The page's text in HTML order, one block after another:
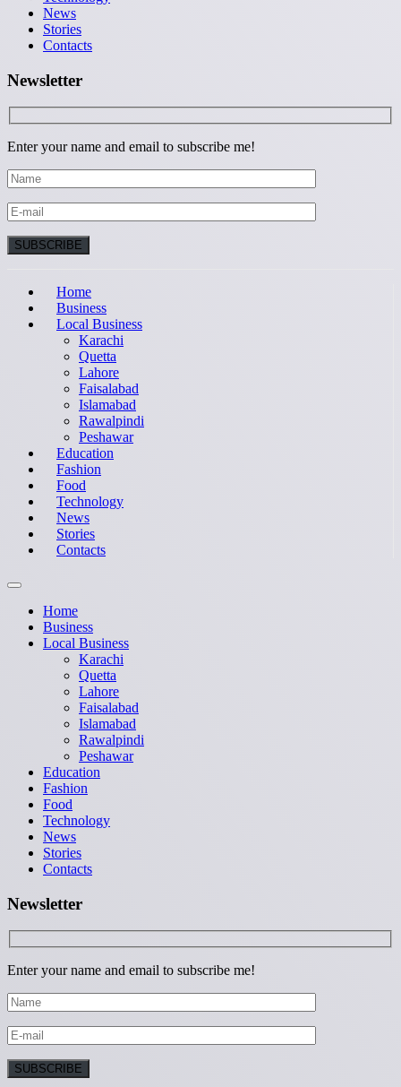
News
Stories
Contacts
Newsletter
Enter your name and email to subscribe me!
Home
Business
Local Business
Karachi
Quetta
Lahore
Faisalabad
Islamabad
Rawalpindi
Peshawar
Education
Fashion
Food
Technology
News
Stories
Contacts
Home
Business
Local Business
Karachi
Quetta
Lahore
Faisalabad
Islamabad
Rawalpindi
Peshawar
Education
Fashion
Food
Technology
News
Stories
Contacts
Newsletter
Enter your name and email to subscribe me!